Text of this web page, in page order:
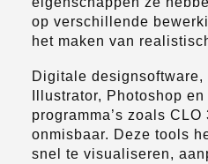
op verschillende
het maken van
Digitale designsoftware,
Illustrator, Photoshop
programma’s zoals
onmisbaar. Deze tools
snel te visualiseren,